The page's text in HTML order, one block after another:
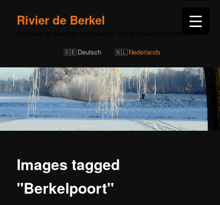
Rivier de Berkel
Deutsch Nederlands
Images tagged
"Berkelpoort"